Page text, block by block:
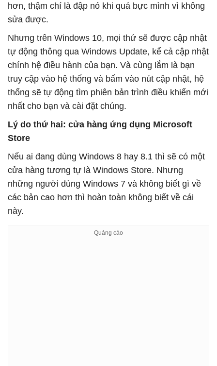
hơn, thậm chí là đập nó khi quá bực mình vì không
sửa được.
Nhưng trên Windows 10, mọi thứ sẽ được cập nhật
tự động thông qua Windows Update, kể cả cập nhật
chính hệ điều hành của bạn. Và cùng lắm là bạn
truy cập vào hệ thống và bấm vào nút cập nhật, hệ
thống sẽ tự động tìm phiên bản trình điều khiển mới
nhất cho bạn và cài đặt chúng.
Lý do thứ hai: cửa hàng ứng dụng Microsoft
Store
Nếu ai đang dùng Windows 8 hay 8.1 thì sẽ có một
cửa hàng tương tự là Windows Store. Nhưng
những người dùng Windows 7 và không biết gì về
các bản cao hơn thì hoàn toàn không biết về cái
này.